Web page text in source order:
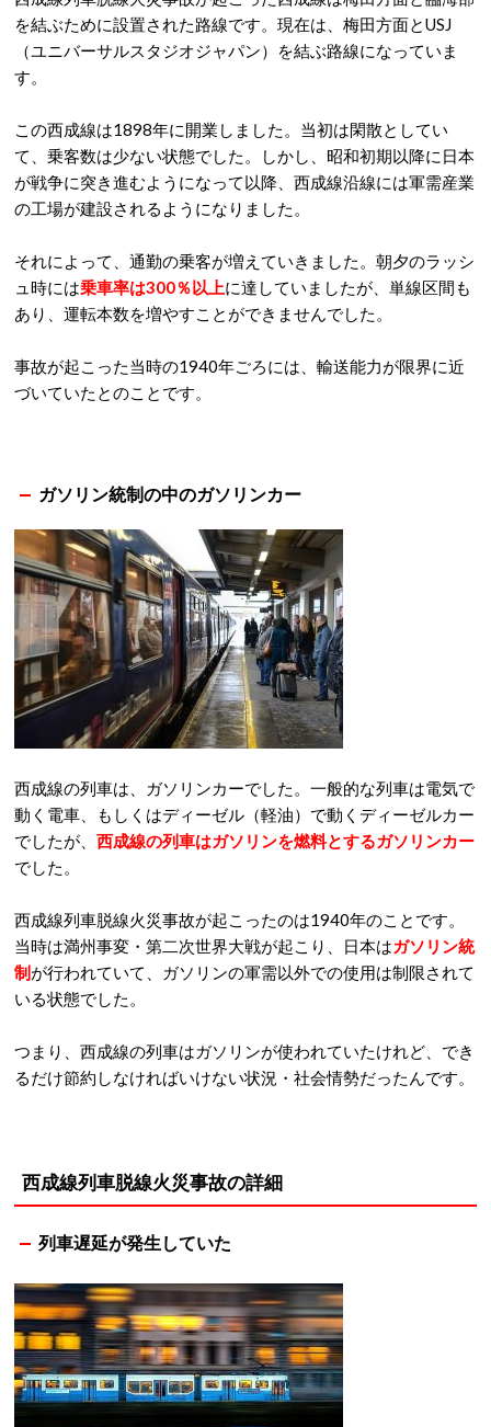
を結ぶために設置された路線です。現在は、梅田方面とUSJ
（ユニバーサルスタジオジャパン）を結ぶ路線になっていま
す。
この西成線は1898年に開業しました。当初は閑散としてい
て、乗客数は少ない状態でした。しかし、昭和初期以降に日本
が戦争に突き進むようになって以降、西成線沿線には軍需産業
の工場が建設されるようになりました。
それによって、通勤の乗客が増えていきました。朝夕のラッシ
ュ時には乗車率は300％以上に達していましたが、単線区間も
あり、運転本数を増やすことができませんでした。
事故が起こった当時の1940年ごろには、輸送能力が限界に近
づいていたとのことです。
ガソリン統制の中のガソリンカー
西成線の列車は、ガソリンカーでした。一般的な列車は電気で
動く電車、もしくはディーゼル（軽油）で動くディーゼルカー
でしたが、 西成線の列車はガソリンを燃料とするガソリンカー
でした。
西成線列車脱線火災事故が起こったのは1940年のことです。
当時は満州事変・第二次世界大戦が起こり、日本はガソリン統
制が行われていて、ガソリンの軍需以外での使用は制限されて
いる状態でした。
つまり、西成線の列車はガソリンが使われていたけれど、でき
るだけ節約しなければいけない状況・社会情勢だったんです。
西成線列車脱線火災事故の詳細
列車遅延が発生していた